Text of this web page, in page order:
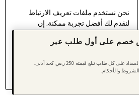
نحن نستخدم ملفات تعريف الارتباط
لنقدم لك أفضل تجربة ممكنة. إن
موافقتك على استخدامنا لملفات تعريف
اكتشف المزيد عن إدارة إعدادات ملفات
تعريف الارتباط (الكوكيز).
Women's
Women's
على 50 ر.س خصم على أول طلب عبر
يُطبق العرض تلقائيًا في صفحة السداد على كل طلب تبلغ قيمته 250 ر.س كحد أدنى.
والأحكام.